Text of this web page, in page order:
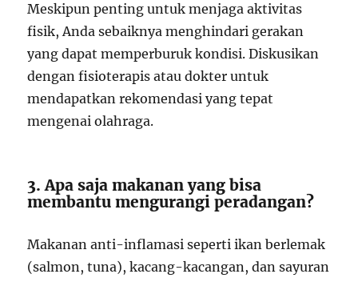
Meskipun penting untuk menjaga aktivitas
fisik, Anda sebaiknya menghindari gerakan
yang dapat memperburuk kondisi. Diskusikan
dengan fisioterapis atau dokter untuk
mendapatkan rekomendasi yang tepat
mengenai olahraga.
3. Apa saja makanan yang bisa
membantu mengurangi peradangan?
Makanan anti-inflamasi seperti ikan berlemak
(salmon, tuna), kacang-kacangan, dan sayuran